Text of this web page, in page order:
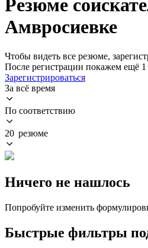
Резюме
Амвросиевке
Чтобы видеть все резюме,
После регистрации покажем ещё
Зарегистрироваться
За всё время
По соответствию
20 резюме
Ничего не нашлось
Попробуйте изменить
Быстрые фильтры